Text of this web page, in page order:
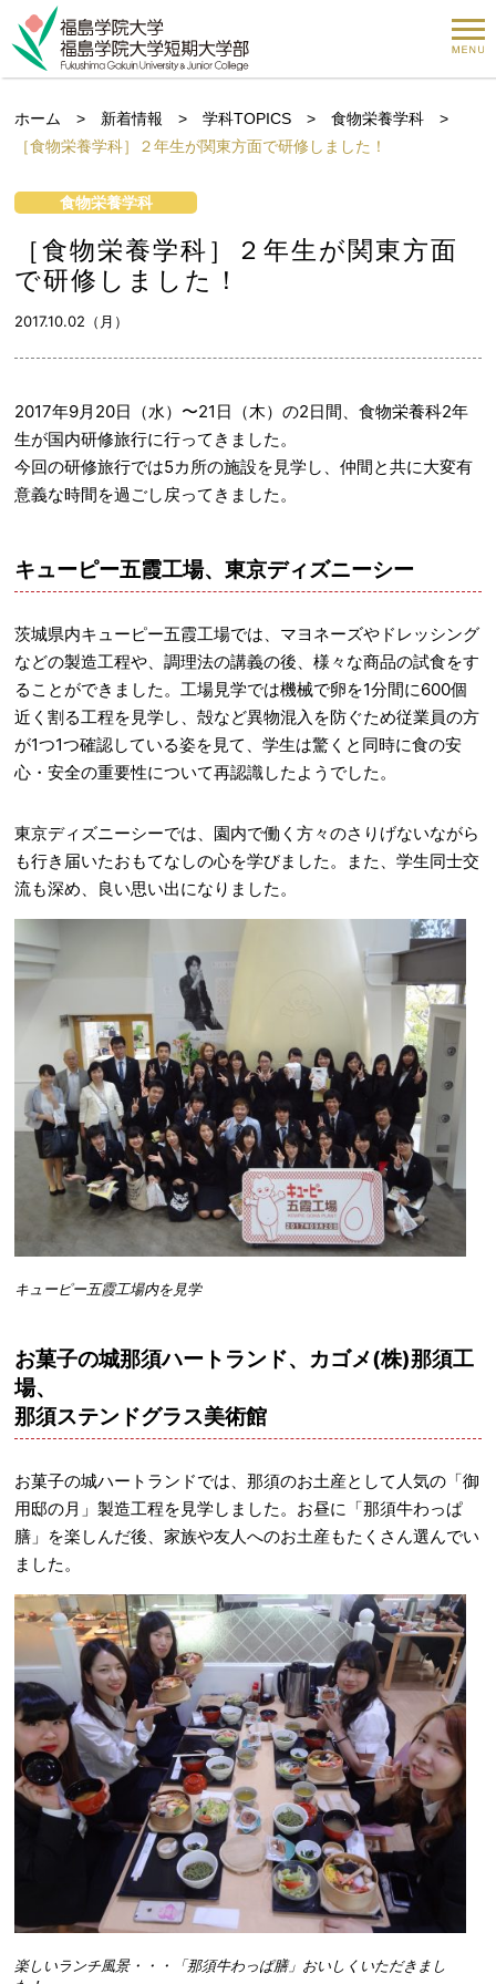
ホーム > 新着情報 >学科TOPICS >食物栄養学科 >
［食物栄養学科］２年生が関東方面で研修しました！
食物栄養学科
［食物栄養学科］２年生が関東方面
で研修しました！
2017.10.02（月）
2017年9月20日（水）〜21日（木）の2日間、食物栄養科2年
生が国内研修旅行に行ってきました。
今回の研修旅行では5カ所の施設を見学し、仲間と共に大変有
意義な時間を過ごし戻ってきました。
キューピー五霞工場、東京ディズニーシー
茨城県内キューピー五霞工場では、マヨネーズやドレッシング
などの製造工程や、調理法の講義の後、様々な商品の試食をす
ることができました。工場見学では機械で卵を1分間に600個
近く割る工程を見学し、殻など異物混入を防ぐため従業員の方
が1つ1つ確認している姿を見て、学生は驚くと同時に食の安
心・安全の重要性について再認識したようでした。
東京ディズニーシーでは、園内で働く方々のさりげないながら
も行き届いたおもてなしの心を学びました。また、学生同士交
流も深め、良い思い出になりました。
キューピー五霞工場内を見学
お菓子の城那須ハートランド、カゴメ(株)那須工
場、
那須ステンドグラス美術館
お菓子の城ハートランドでは、那須のお土産として人気の「御
用邸の月」製造工程を見学しました。お昼に「那須牛わっぱ
膳」を楽しんだ後、家族や友人へのお土産もたくさん選んでい
ました。
楽しいランチ風景・・・「那須牛わっぱ膳」おいしくいただきまし